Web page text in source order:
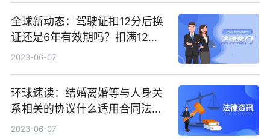
全球新动态：驾驶证扣12分后换
证还是6年有效期吗？扣满12分
还能开车吗？
2023-06-07
环球速读：结婚离婚等与人身关
系相关的协议什么适用合同法的
规定？彩礼返还的协议书是否有
2023-06-07